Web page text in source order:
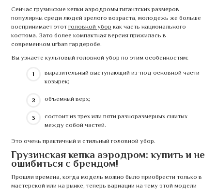
Сейчас грузинские кепки аэродромы гигантских размеров
популярны среди людей зрелого возраста, молодежь же больше
воспринимает этот головной убор как часть национального
костюма. Зато более компактная версия прижилась в
современном urban гардеробе.
Вы узнаете культовый головной убор по этим особенностям:
выразительный выступающий из-под основной части
козырек;
объемный верх;
состоит из трех или пяти разноразмерных сшитых
между собой частей.
Это очень практичный и стильный головной убор.
Грузинская кепка аэродром: купить и не
ошибиться с брендом!
Прошли времена, когда модель можно было приобрести только в
мастерской или на рынке, теперь вариации на тему этой модели